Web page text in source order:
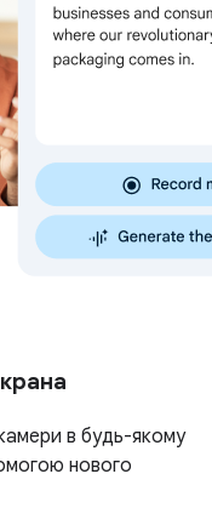
в будь-якому
нового